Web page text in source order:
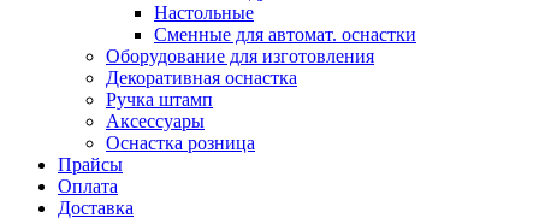
Настольные
Сменные для автомат. оснастки
Оборудование для изготовления
Декоративная оснастка
Ручка штамп
Аксессуары
Оснастка розница
Прайсы
Оплата
Доставка